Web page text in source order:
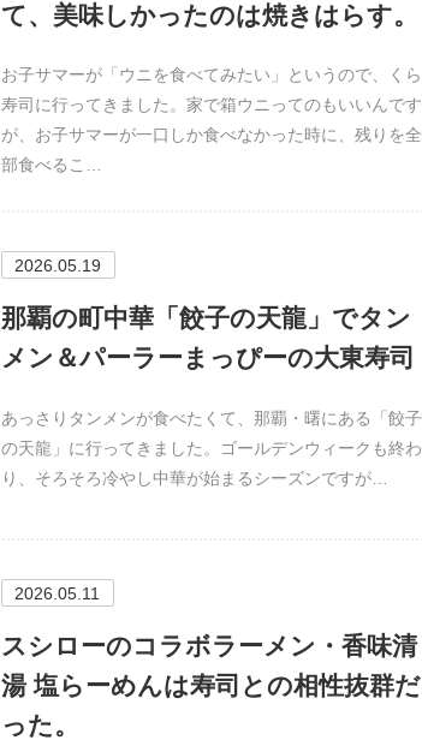
て、美味しかったのは焼きはらす。
お子サマーが「ウニを食べてみたい」というので、くら
寿司に行ってきました。家で箱ウニってのもいいんです
が、お子サマーが一口しか食べなかった時に、残りを全
部食べるこ…
2026.05.19
那覇の町中華「餃子の天龍」でタン
メン＆パーラーまっぴーの大東寿司
あっさりタンメンが食べたくて、那覇・曙にある「餃子
の天龍」に行ってきました。ゴールデンウィークも終わ
り、そろそろ冷やし中華が始まるシーズンですが…
2026.05.11
スシローのコラボラーメン・香味清
湯 塩らーめんは寿司との相性抜群だ
った。